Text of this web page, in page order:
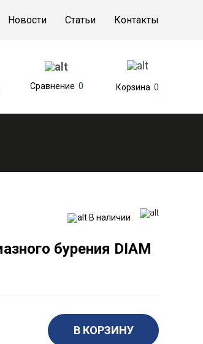
Новости Статьи Контакты
Сравнение 0 Корзина 0
В наличии
бурения DIAM
В КОРЗИНУ